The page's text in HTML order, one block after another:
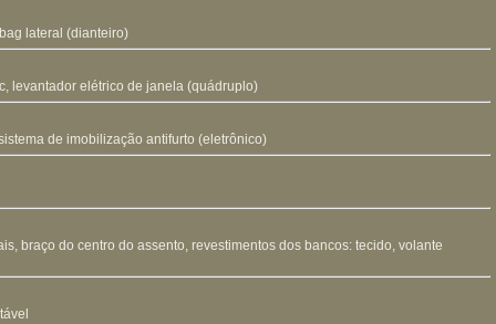
lateral (dianteiro)
, levantador elétrico de janela (quádruplo)
de imobilização antifurto (eletrônico)
braço do centro do assento, revestimentos dos bancos: tecido, volante